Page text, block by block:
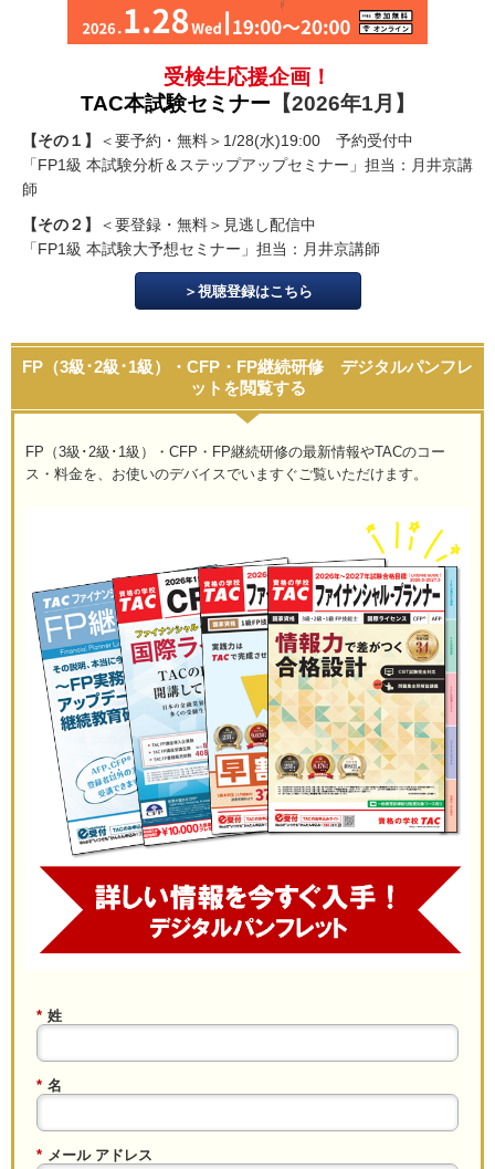
受検生応援企画！
TAC本試験セミナー 【2026年1月】
【その１】
＜要予約・無料＞1/28(水)19:00 予約受付中
「FP1級 本試験分析＆ステップアップセミナー」担当：月井京講
師
【その２】
＜要登録・無料＞見逃し配信中
「FP1級 本試験大予想セミナー」担当：月井京講師
＞視聴登録はこちら
FP（3級･2級･1級）・CFP・FP継続研修 デジタルパンフレ
ットを閲覧する
FP（3級･2級･1級）・CFP・FP継続研修の最新情報やTACのコー
ス・料金を、お使いのデバイスでいますぐご覧いただけます。
* 姓
* 名
* メール アドレス